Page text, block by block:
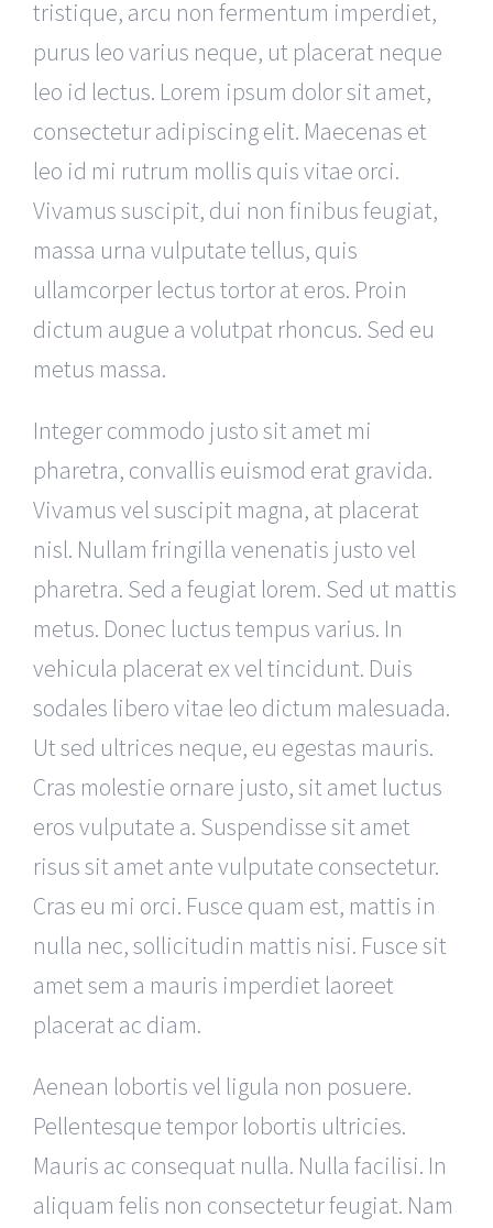
tristique, arcu non fermentum imperdiet,
purus leo varius neque, ut placerat neque
leo id lectus. Lorem ipsum dolor sit amet,
consectetur adipiscing elit. Maecenas et
leo id mi rutrum mollis quis vitae orci.
Vivamus suscipit, dui non finibus feugiat,
massa urna vulputate tellus, quis
ullamcorper lectus tortor at eros. Proin
dictum augue a volutpat rhoncus. Sed eu
metus massa.
Integer commodo justo sit amet mi
pharetra, convallis euismod erat gravida.
Vivamus vel suscipit magna, at placerat
nisl. Nullam fringilla venenatis justo vel
pharetra. Sed a feugiat lorem. Sed ut mattis
metus. Donec luctus tempus varius. In
vehicula placerat ex vel tincidunt. Duis
sodales libero vitae leo dictum malesuada.
Ut sed ultrices neque, eu egestas mauris.
Cras molestie ornare justo, sit amet luctus
eros vulputate a. Suspendisse sit amet
risus sit amet ante vulputate consectetur.
Cras eu mi orci. Fusce quam est, mattis in
nulla nec, sollicitudin mattis nisi. Fusce sit
amet sem a mauris imperdiet laoreet
placerat ac diam.
Aenean lobortis vel ligula non posuere.
Pellentesque tempor lobortis ultricies.
Mauris ac consequat nulla. Nulla facilisi. In
aliquam felis non consectetur feugiat. Nam